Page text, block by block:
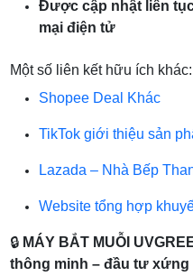
Được cập nhật liên
mại điện tử
Một số liên kết hữu ích khác:
Shopee Deal Khác
TikTok giới thiệu sản
Lazada – Nhà Bếp
Website tổng hợp
🔒 MÁY BẮT MUỖI
thông minh – đầu tư xứng